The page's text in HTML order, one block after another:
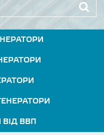
ВІД ВВП